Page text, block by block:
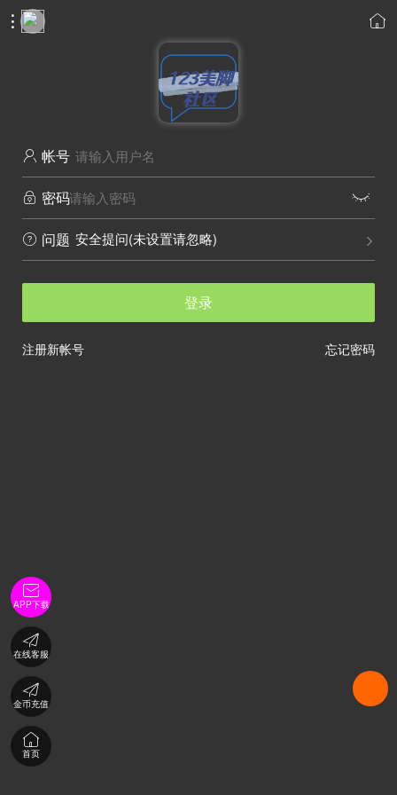
 
 帐号
 密码 
 问题 
安全提问(未设置请忽略)
登录
忘记密码
注册新帐号

APP下载

在线客服

金币充值

首页